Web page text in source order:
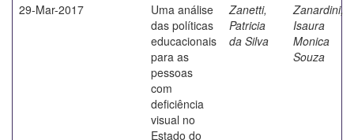
29-Mar-2017
Uma análise
das políticas
educacionais
para as
pessoas
com
deficiência
visual no
Estado do
Zanetti,
Patricia
da Silva
Zanardini,
Isaura
Monica
Souza